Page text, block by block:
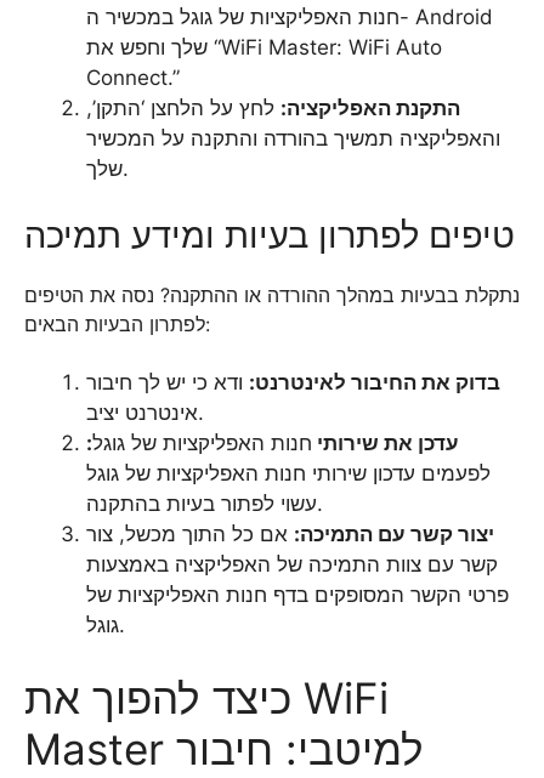
חנות האפליקציות של גוגל במכשיר ה- Android
שלך וחפש את “WiFi Master: WiFi Auto
Connect.”
התקנת האפליקציה: לחץ על הלחצן ‘התקן’,
והאפליקציה תמשיך בהורדה והתקנה על המכשיר
שלך.
טיפים לפתרון בעיות ומידע תמיכה
נתקלת בבעיות במהלך ההורדה או ההתקנה? נסה את הטיפים
לפתרון הבעיות הבאים:
בדוק את החיבור לאינטרנט: ודא כי יש לך חיבור
אינטרנט יציב.
עדכן את שירותי חנות האפליקציות של גוגל:
לפעמים עדכון שירותי חנות האפליקציות של גוגל
עשוי לפתור בעיות בהתקנה.
יצור קשר עם התמיכה: אם כל התוך מכשל, צור
קשר עם צוות התמיכה של האפליקציה באמצעות
פרטי הקשר המסופקים בדף חנות האפליקציות של
גוגל.
כיצד להפוך את WiFi
Master למיטבי: חיבור